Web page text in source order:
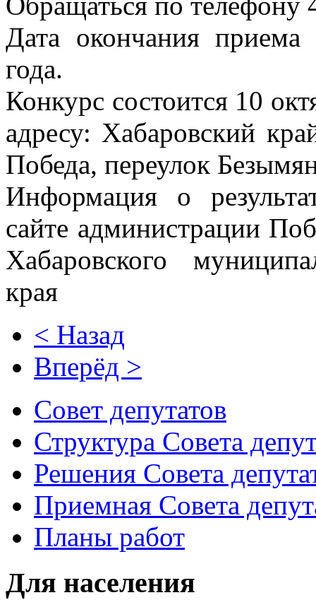
Дата окончания
года.
Конкурс состоится 10
адресу: Хабаровский
Победа, переулок
Информация о
сайте администрации
Хабаровского
края
< Назад
Вперёд >
Совет депутатов
Структура Совета
Решения Совета
Приемная Совета
Планы работ
Для населения